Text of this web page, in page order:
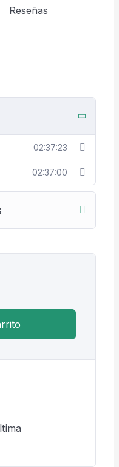
Reseñas
02:37:23
02:37:00